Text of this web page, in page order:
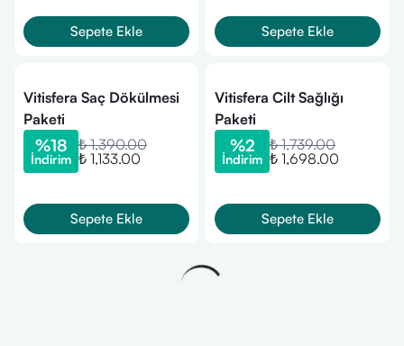
Sepete Ekle Sepete Ekle
Vitisfera Saç Dökülmesi
Paketi
%18
İndirim
₺ 1,390.00
₺ 1,133.00
Sepete Ekle
Vitisfera Cilt Sağlığı
Paketi
%2
İndirim
₺ 1,739.00
₺ 1,698.00
Sepete Ekle